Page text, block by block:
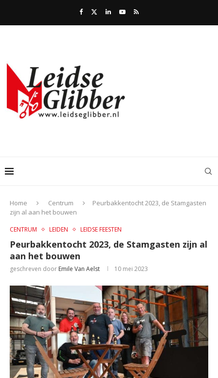
Home Centrum
Peurbakkentocht 2023, de Stamgasten
zijn al aan het bouwen
CENTRUM LEIDEN LEIDSE FEESTEN
Peurbakkentocht 2023, de Stamgasten zijn al
aan het bouwen
geschreven door Emile Van Aelst 10 mei 2023